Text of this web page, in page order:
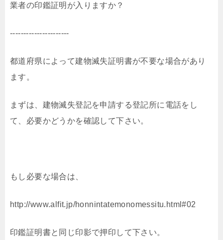
業者の印鑑証明が入りますか？
----------------------
都道府県によって建物滅失証明書が不要な場合があり
ます。
まずは、建物滅失登記を申請する登記所に電話をし
て、必要かどうかを確認して下さい。
もし必要な場合は、
http://www.alfit.jp/honnintatemonomessitu.html#02
印鑑証明書と同じ印影で押印して下さい。